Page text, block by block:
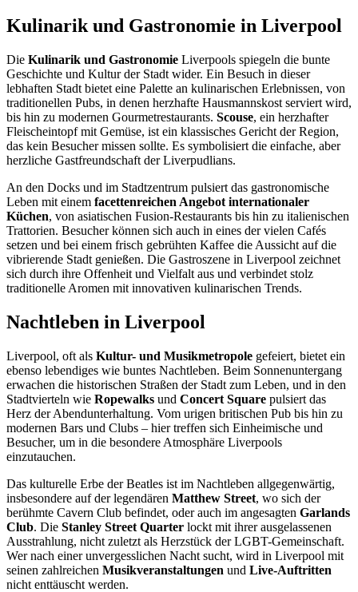
Kulinarik und Gastronomie in Liverpool
Die Kulinarik und Gastronomie Liverpools spiegeln die bunte
Geschichte und Kultur der Stadt wider. Ein Besuch in dieser
lebhaften Stadt bietet eine Palette an kulinarischen Erlebnissen, von
traditionellen Pubs, in denen herzhafte Hausmannskost serviert wird,
bis hin zu modernen Gourmetrestaurants. Scouse, ein herzhafter
Fleischeintopf mit Gemüse, ist ein klassisches Gericht der Region,
das kein Besucher missen sollte. Es symbolisiert die einfache, aber
herzliche Gastfreundschaft der Liverpudlians.
An den Docks und im Stadtzentrum pulsiert das gastronomische
Leben mit einem facettenreichen Angebot internationaler
Küchen, von asiatischen Fusion-Restaurants bis hin zu italienischen
Trattorien. Besucher können sich auch in eines der vielen Cafés
setzen und bei einem frisch gebrühten Kaffee die Aussicht auf die
vibrierende Stadt genießen. Die Gastroszene in Liverpool zeichnet
sich durch ihre Offenheit und Vielfalt aus und verbindet stolz
traditionelle Aromen mit innovativen kulinarischen Trends.
Nachtleben in Liverpool
Liverpool, oft als Kultur- und Musikmetropole gefeiert, bietet ein
ebenso lebendiges wie buntes Nachtleben. Beim Sonnenuntergang
erwachen die historischen Straßen der Stadt zum Leben, und in den
Stadtvierteln wie Ropewalks und Concert Square pulsiert das
Herz der Abendunterhaltung. Vom urigen britischen Pub bis hin zu
modernen Bars und Clubs – hier treffen sich Einheimische und
Besucher, um in die besondere Atmosphäre Liverpools
einzutauchen.
Das kulturelle Erbe der Beatles ist im Nachtleben allgegenwärtig,
insbesondere auf der legendären Matthew Street, wo sich der
berühmte Cavern Club befindet, oder auch im angesagten Garlands
Club. Die Stanley Street Quarter lockt mit ihrer ausgelassenen
Ausstrahlung, nicht zuletzt als Herzstück der LGBT-Gemeinschaft.
Wer nach einer unvergesslichen Nacht sucht, wird in Liverpool mit
seinen zahlreichen Musikveranstaltungen und Live-Auftritten
nicht enttäuscht werden.